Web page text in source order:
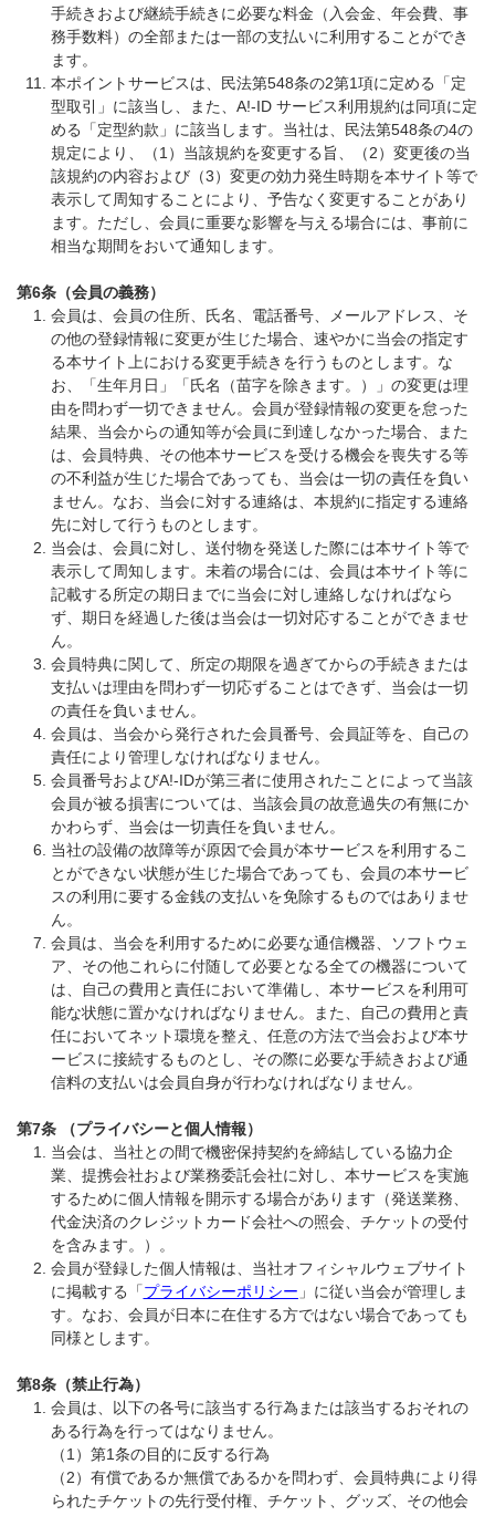
手続きおよび継続手続きに必要な料金（入会金、年会費、事
務手数料）の全部または一部の支払いに利用することができ
ます。
本ポイントサービスは、民法第548条の2第1項に定める「定
型取引」に該当し、また、A!-ID サービス利用規約は同項に定
める「定型約款」に該当します。当社は、民法第548条の4の
規定により、（1）当該規約を変更する旨、（2）変更後の当
該規約の内容および（3）変更の効力発生時期を本サイト等で
表示して周知することにより、予告なく変更することがあり
ます。ただし、会員に重要な影響を与える場合には、事前に
相当な期間をおいて通知します。
第6条（会員の義務）
会員は、会員の住所、氏名、電話番号、メールアドレス、そ
の他の登録情報に変更が生じた場合、速やかに当会の指定す
る本サイト上における変更手続きを行うものとします。な
お、「生年月日」「氏名（苗字を除きます。）」の変更は理
由を問わず一切できません。会員が登録情報の変更を怠った
結果、当会からの通知等が会員に到達しなかった場合、また
は、会員特典、その他本サービスを受ける機会を喪失する等
の不利益が生じた場合であっても、当会は一切の責任を負い
ません。なお、当会に対する連絡は、本規約に指定する連絡
先に対して行うものとします。
当会は、会員に対し、送付物を発送した際には本サイト等で
表示して周知します。未着の場合には、会員は本サイト等に
記載する所定の期日までに当会に対し連絡しなければなら
ず、期日を経過した後は当会は一切対応することができませ
ん。
会員特典に関して、所定の期限を過ぎてからの手続きまたは
支払いは理由を問わず一切応ずることはできず、当会は一切
の責任を負いません。
会員は、当会から発行された会員番号、会員証等を、自己の
責任により管理しなければなりません。
会員番号およびA!-IDが第三者に使用されたことによって当該
会員が被る損害については、当該会員の故意過失の有無にか
かわらず、当会は一切責任を負いません。
当社の設備の故障等が原因で会員が本サービスを利用するこ
とができない状態が生じた場合であっても、会員の本サービ
スの利用に要する金銭の支払いを免除するものではありませ
ん。
会員は、当会を利用するために必要な通信機器、ソフトウェ
ア、その他これらに付随して必要となる全ての機器について
は、自己の費用と責任において準備し、本サービスを利用可
能な状態に置かなければなりません。また、自己の費用と責
任においてネット環境を整え、任意の方法で当会および本サ
ービスに接続するものとし、その際に必要な手続きおよび通
信料の支払いは会員自身が行わなければなりません。
第7条 （プライバシーと個人情報）
当会は、当社との間で機密保持契約を締結している協力企
業、提携会社および業務委託会社に対し、本サービスを実施
するために個人情報を開示する場合があります（発送業務、
代金決済のクレジットカード会社への照会、チケットの受付
を含みます。）。
会員が登録した個人情報は、当社オフィシャルウェブサイト
に掲載する「プライバシーポリシー 」に従い当会が管理しま
す。なお、会員が日本に在住する方ではない場合であっても
同様とします。
第8条（禁止行為）
会員は、以下の各号に該当する行為または該当するおそれの
ある行為を行ってはなりません。
（1）第1条の目的に反する行為
（2）有償であるか無償であるかを問わず、会員特典により得
られたチケットの先行受付権、チケット、グッズ、その他会